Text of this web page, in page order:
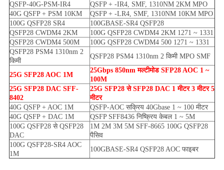
QSFP-40G-PSM-IR4
QSFP + -IR4, SMF, 1310NM 2KM MPO
40G QSFP + PSM 10KM
QSFP + -LR4, SMF, 1310NM 10KM MPO
100G QSFP28 SR4
100GBASE-SR4 QSFP28
QSFP28 CWDM4 2KM
100G QSFP28 CWDM4 2KM 1271 ~ 1331
QSFP28 CWDM4 500M
100G QSFP28 CWDM4 500 1271 ~ 1331
QSFP28 PSM4 1310nm 2
किमी
QSFP28 PSM4 1310nm 2 किमी MPO SMF
25G SFP28 AOC 1M
25Gbps 850nm मल्टीमोड SFP28 AOC 1 ~
100M
25G SFP28 DAC SFF-
8402
25G SFP28 से SFP28 DAC 1 मीटर 3 मीटर 5
मीटर
40G QSFP + AOC 1M
QSFP-AOC सक्रिय 40Gbase 1 ~ 100 मीटर
40G QSFP + DAC 1M
QSFP SFF8436 निष्क्रिय केबल 1 ~ 5M
100G QSFP28 से QSFP28
DAC
1M 2M 3M 5M SFF-8665 100G QSFP28
पैसिव
100G QSFP28-SR4 AOC
1M
100GBASE-SR4 QSFP28 AOC फाइबर